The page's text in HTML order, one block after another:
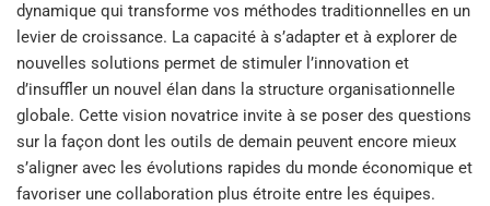
dynamique qui transforme vos méthodes traditionnelles en un
levier de croissance. La capacité à s’adapter et à explorer de
nouvelles solutions permet de stimuler l’innovation et
d’insuffler un nouvel élan dans la structure organisationnelle
globale. Cette vision novatrice invite à se poser des questions
sur la façon dont les outils de demain peuvent encore mieux
s’aligner avec les évolutions rapides du monde économique et
favoriser une collaboration plus étroite entre les équipes.